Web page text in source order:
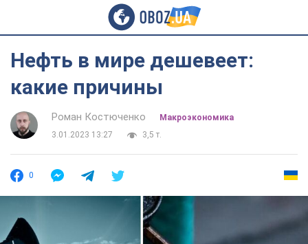
Нефть в мире дешевеет:
какие причины
Роман Костюченко
Mакроэкономика
3.01.2023 13:27
3,5 т.
0